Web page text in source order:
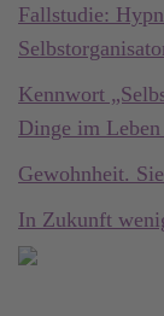
Fallstudie:
Kennwort
Dinge im
Gewohnheit.
In Zukunft